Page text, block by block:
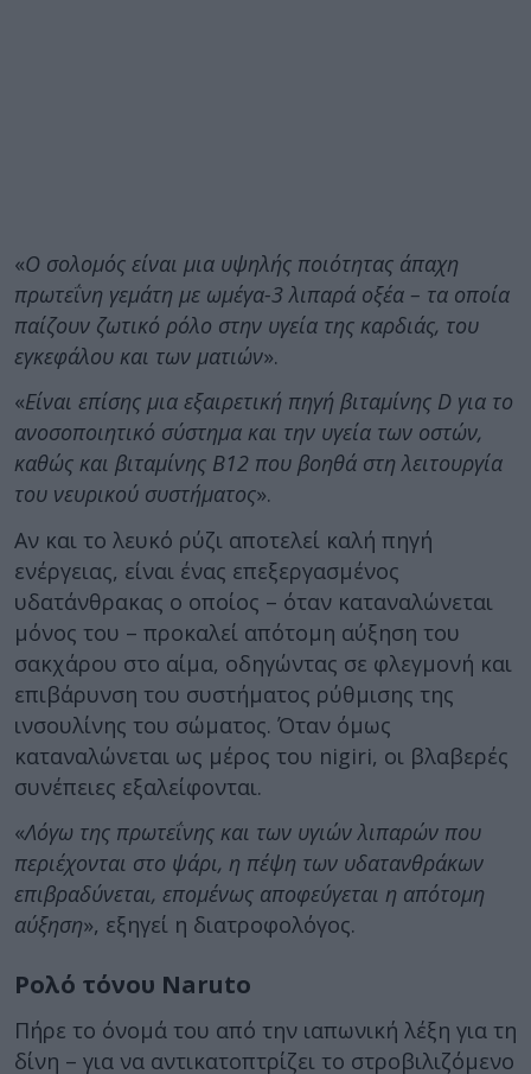
«Ο σολομός είναι μια υψηλής ποιότητας άπαχη
πρωτεΐνη γεμάτη με ωμέγα-3 λιπαρά οξέα – τα οποία
παίζουν ζωτικό ρόλο στην υγεία της καρδιάς, του
εγκεφάλου και των ματιών».
«Είναι επίσης μια εξαιρετική πηγή βιταμίνης D για το
ανοσοποιητικό σύστημα και την υγεία των οστών,
καθώς και βιταμίνης Β12 που βοηθά στη λειτουργία
του νευρικού συστήματος».
Αν και το λευκό ρύζι αποτελεί καλή πηγή
ενέργειας, είναι ένας επεξεργασμένος
υδατάνθρακας ο οποίος – όταν καταναλώνεται
μόνος του – προκαλεί απότομη αύξηση του
σακχάρου στο αίμα, οδηγώντας σε φλεγμονή και
επιβάρυνση του συστήματος ρύθμισης της
ινσουλίνης του σώματος. Όταν όμως
καταναλώνεται ως μέρος του nigiri, οι βλαβερές
συνέπειες εξαλείφονται.
«Λόγω της πρωτεΐνης και των υγιών λιπαρών που
περιέχονται στο ψάρι, η πέψη των υδατανθράκων
επιβραδύνεται, επομένως αποφεύγεται η απότομη
αύξηση», εξηγεί η διατροφολόγος.
Ρολό τόνου Naruto
Πήρε το όνομά του από την ιαπωνική λέξη για τη
δίνη – για να αντικατοπτρίζει το στροβιλιζόμενο